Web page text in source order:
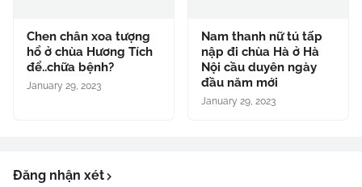
Chen chân xoa tượng
hổ ở chùa Hương Tích
để..chữa bệnh?
January 29, 2023
Nam thanh nữ tú tấp
nập đi chùa Hà ở Hà
Nội cầu duyên ngày
đầu năm mới
January 29, 2023
Đăng nhận xét